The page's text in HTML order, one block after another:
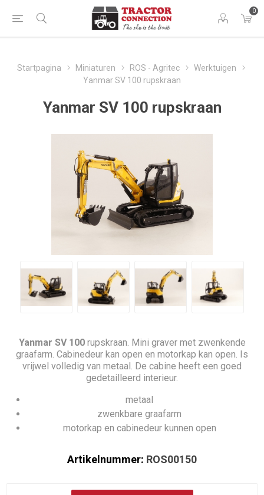
0
Startpagina Miniaturen ROS - Agritec
Werktuigen
Yanmar SV 100 rupskraan
Yanmar SV 100 rupskraan
Yanmar SV 100rupskraan. Mini graver met zwenkende
graafarm. Cabinedeur kan open en motorkap kan open. Is
vrijwel volledig van metaal. De cabine heeft een goed
gedetailleerd interieur.
metaal
zwenkbare graafarm
motorkap en cabinedeur kunnen open
Artikelnummer: ROS00150